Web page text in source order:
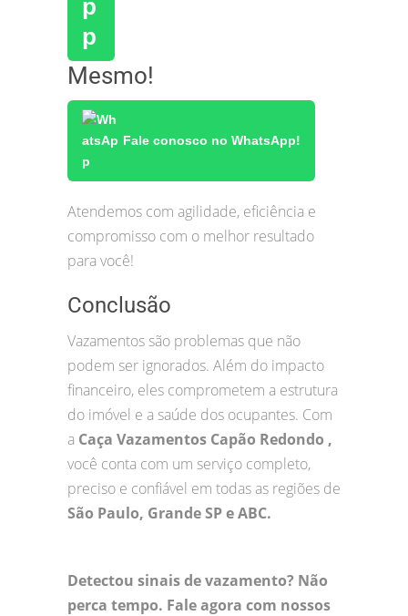
Mesmo!
Fale conosco no WhatsApp!
Atendemos com agilidade, eficiência e
compromisso com o melhor resultado
para você!
Conclusão
Vazamentos são problemas que não
podem ser ignorados. Além do impacto
financeiro, eles comprometem a estrutura
do imóvel e a saúde dos ocupantes. Com
a Caça Vazamentos Capão Redondo ,
você conta com um serviço completo,
preciso e confiável em todas as regiões de
São Paulo, Grande SP e ABC.
Detectou sinais de vazamento? Não
perca tempo. Fale agora com nossos